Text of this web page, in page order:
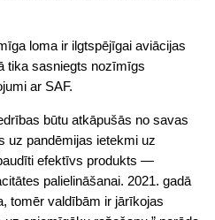
loma ir ilgtspējīgai aviācijas
tika sasniegts nozīmīgs
ar SAF.
būtu atkāpušās no savas
uz pandēmijas ietekmi uz
efektīvs produkts —
palielināšanai. 2021. gadā
tomēr valdībām ir jārīkojas